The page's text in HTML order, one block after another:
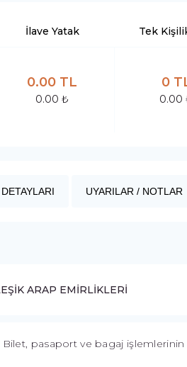
İlave Yatak
0.00 TL
0.00 ₺
Tek
0
0.00
UYARILAR / NOTLAR
ARAP EMİRLİKLERİ
Bilet, pasaport ve bagaj